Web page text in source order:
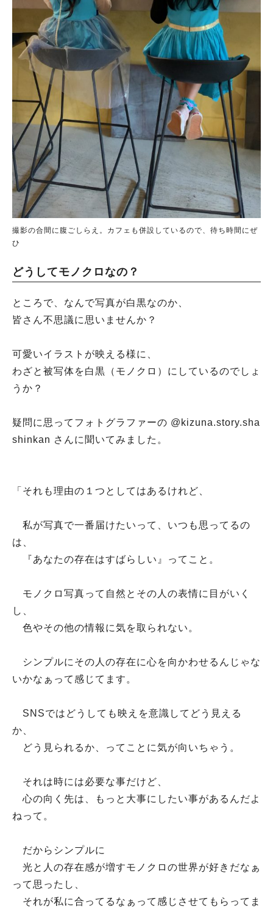
撮影の合間に腹ごしらえ。カフェも併設しているので、待ち時間にぜ
ひ
どうしてモノクロなの？
ところで、なんで写真が白黒なのか、
皆さん不思議に思いませんか？
可愛いイラストが映える様に、
わざと被写体を白黒（モノクロ）にしているのでしょ
うか？
疑問に思ってフォトグラファーの @kizuna.story.sha
shinkan さんに聞いてみました。
「それも理由の１つとしてはあるけれど、
私が写真で一番届けたいって、いつも思ってるの
は、
『あなたの存在はすばらしい』ってこと。
モノクロ写真って自然とその人の表情に目がいく
し、
色やその他の情報に気を取られない。
シンプルにその人の存在に心を向かわせるんじゃな
いかなぁって感じてます。
SNSではどうしても映えを意識してどう見える
か、
どう見られるか、ってことに気が向いちゃう。
それは時には必要な事だけど、
心の向く先は、もっと大事にしたい事があるんだよ
ねって。
だからシンプルに
光と人の存在感が増すモノクロの世界が好きだなぁ
って思ったし、
それが私に合ってるなぁって感じさせてもらってま